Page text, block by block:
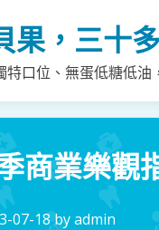
果，三十
特口位、無蛋低糖低
商業樂觀
07-18byadmin